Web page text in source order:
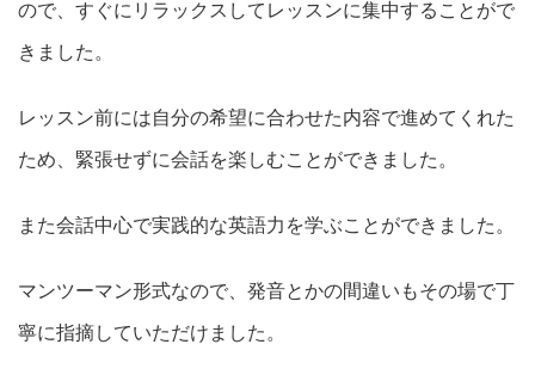
ので、すぐにリラックスしてレッスンに集中することがで
きました。
レッスン前には自分の希望に合わせた内容で進めてくれた
ため、緊張せずに会話を楽しむことができました。
また会話中心で実践的な英語力を学ぶことができました。
マンツーマン形式なので、発音とかの間違いもその場で丁
寧に指摘していただけました。